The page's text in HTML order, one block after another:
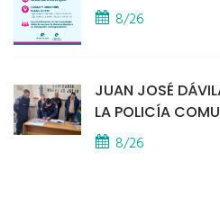
8/26
JUAN JOSÉ
LA POLICÍA
8/26